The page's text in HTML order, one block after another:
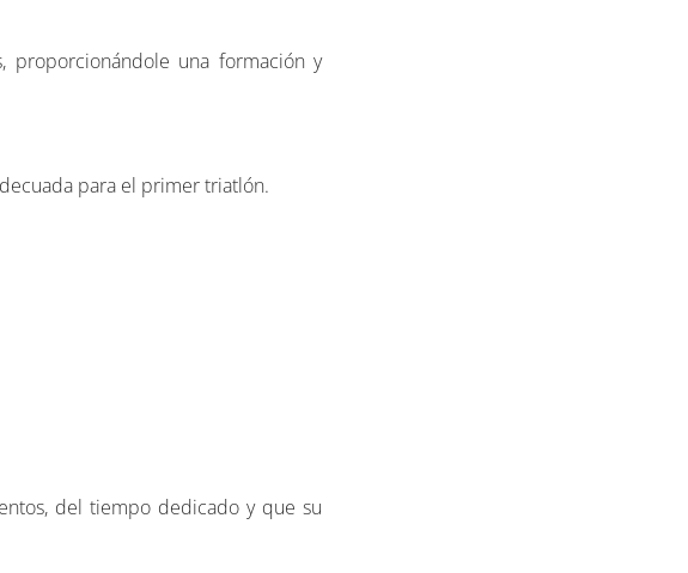
proporcionándole una formación y
para el primer triatlón.
del tiempo dedicado y que su